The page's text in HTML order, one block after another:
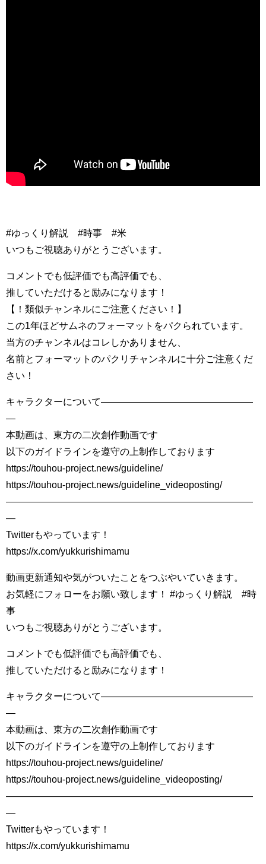
#ゆっくり解説 #時事 #米
いつもご視聴ありがとうございます。
コメントでも低評価でも高評価でも、
推していただけると励みになります！
【！類似チャンネルにご注意ください！】
この1年ほどサムネのフォーマットをパクられています。
当方のチャンネルはコレしかありません、
名前とフォーマットのパクリチャンネルに十分ご注意くだ
さい！
キャラクターについて――――――――――――――――
―
本動画は、東方の二次創作動画です
以下のガイドラインを遵守の上制作しております
https://touhou-project.news/guideline/
https://touhou-project.news/guideline_videoposting/
――――――――――――――――――――――――――
―
Twitterもやっています！
https://x.com/yukkurishimamu
動画更新通知や気がついたことをつぶやいていきます。
お気軽にフォローをお願い致します！ #ゆっくり解説 #時
事
いつもご視聴ありがとうございます。
コメントでも低評価でも高評価でも、
推していただけると励みになります！
キャラクターについて――――――――――――――――
―
本動画は、東方の二次創作動画です
以下のガイドラインを遵守の上制作しております
https://touhou-project.news/guideline/
https://touhou-project.news/guideline_videoposting/
――――――――――――――――――――――――――
―
Twitterもやっています！
https://x.com/yukkurishimamu